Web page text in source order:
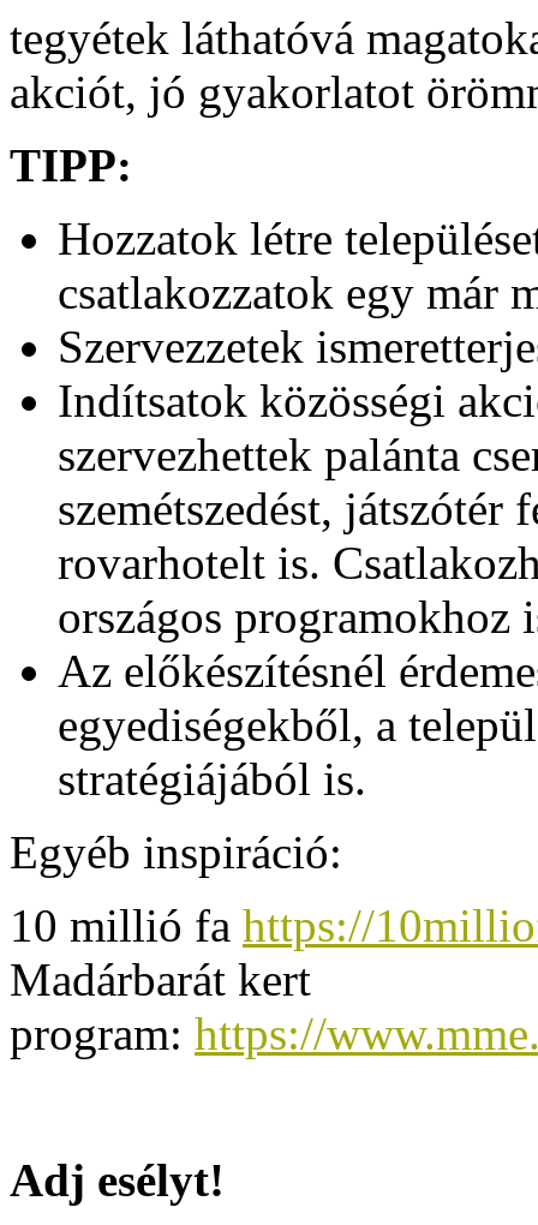
tegyétek láthatóvá
akciót, jó gyakorlatot
TIPP:
Hozzatok létre
csatlakozzatok egy már
Szervezzetek
Indítsatok közösségi
szervezhettek palánta
szemétszedést,
rovarhotelt is.
országos programokhoz
Az előkészítésnél
egyediségekből, a
stratégiájából is.
Egyéb inspiráció:
10 millió fa https://
Madárbarát kert
program: https://
Adj esélyt!